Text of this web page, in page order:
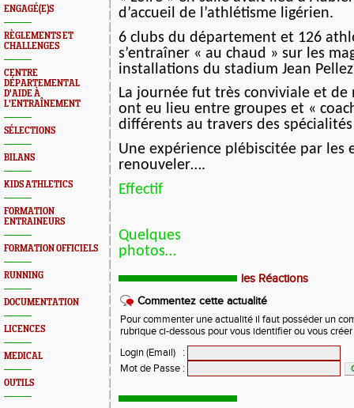
ENGAGÉ(E)S
RÈGLEMENTS ET
CHALLENGES
CENTRE
DÉPARTEMENTAL
D'AIDE À
L'ENTRAÎNEMENT
SÉLECTIONS
BILANS
KIDS ATHLETICS
FORMATION
ENTRAINEURS
FORMATION OFFICIELS
RUNNING
DOCUMENTATION
LICENCES
MEDICAL
OUTILS
d’accueil de l’athlétisme ligérien.
6 clubs du département et 126
s’entraîner « au chaud » sur les
installations du stadium Jean
La journée fut très conviviale et de
ont eu lieu entre groupes et «
différents au travers des
Une expérience plébiscitée par les
renouveler….
Effectif
Quelques
photos…
les Réactions
Commentez cette actualité
Pour commenter une actualité il faut posséder un
rubrique ci-dessous pour vous identifier ou vous
Login (Email)
:
Mot de Passe :